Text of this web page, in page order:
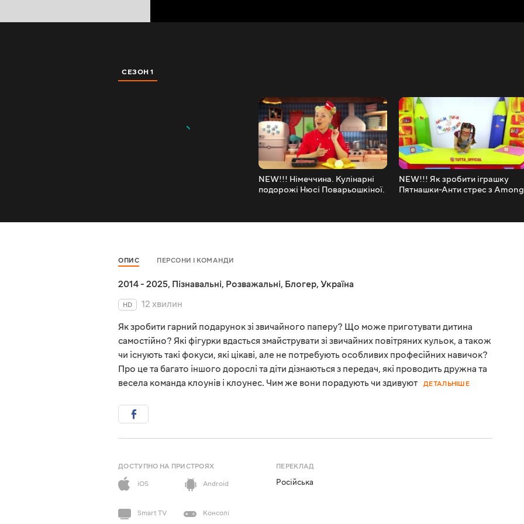
СЕЗОН 1
NEW!!! Німеччина. Кулінарні
подорожі Нюсі Поварьошкіної.
NEW!!! Як зробити іграшку
Пятнашки-Анти стрес з Among
ОПИС ПЕРСОНИ І КОМАНДИ
2014 - 2025, Пізнавальні, Розважальні, Блогер, Україна
HD
12 хвилин
Як зробити гарний подарунок зі звичайного паперу? Що може приготувати дитина
самостійно? Які фігурки вдасться змайструвати зі звичайних повітряних кульок, а також
чи існують такі фокуси, які цікаві, але не потребують особливих професійних навичок?
Про це та багато іншого дорослі та діти дізнаються з передач, які проводить дружна та
весела команда клоунів і клоунес. Чим же вони порадують чи здивуют
ДЕТАЛЬНІШЕ
ДОСТУПНО НА ПРИСТРОЯХ
iOS
Android
Smart TV Консолі
ПЕРЕКЛАД
Російська